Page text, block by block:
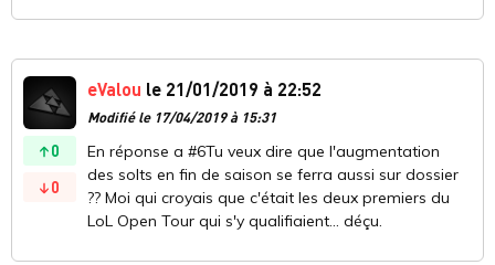
0
0
eValou le 21/01/2019 à 22:52
Modifié le 17/04/2019 à 15:31
En réponse a #6Tu veux dire que l'augmentation
des solts en fin de saison se ferra aussi sur dossier
?? Moi qui croyais que c'était les deux premiers du
LoL Open Tour qui s'y qualifiaient... déçu.